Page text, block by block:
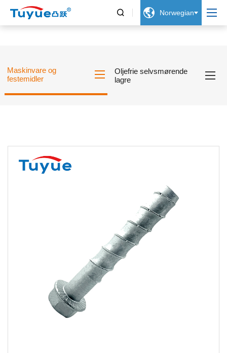
  Norwegian
Maskinvare og
festemidler
Oljefrie selvsmørende
lagre